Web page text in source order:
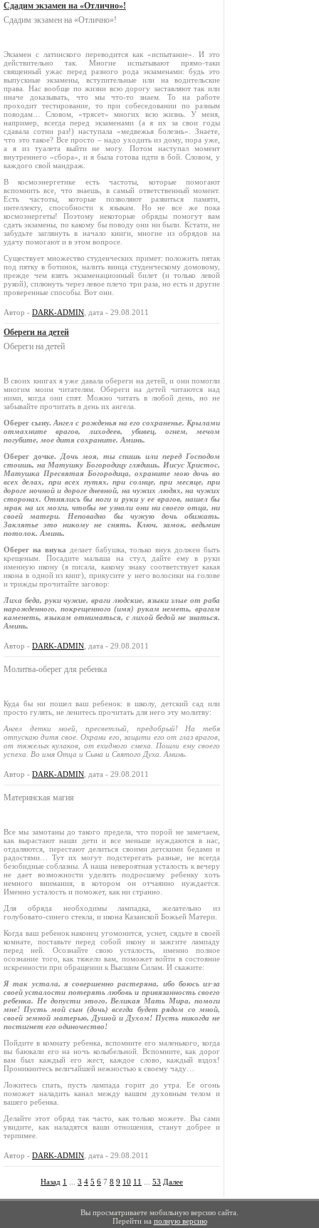
Сдадим экзамен на «Отлично»!
Сдадим экзамен на «Отлично»!
Экзамен с латинского переводится как «испытание». И это
действительно так. Многие испытывают прямо‑таки
священный ужас перед разного рода экзаменами: будь это
выпускные экзамены, вступительные или на водительские
права. Нас вообще по жизни всю дорогу заставляют так или
иначе доказывать, что мы что‑то знаем. То на работе
проходит тестирование, то при собеседовании по разным
поводам… Словом, «трясет» многих всю жизнь. У меня,
например, всегда перед экзаменами (а я их за свои годы
сдавала сотни раз!) наступала «медвежья болезнь». Знаете,
что это такое? Все просто – надо уходить из дому, пора уже,
а я из туалета выйти не могу. Потом наступал момент
внутреннего «сбора», и я была готова идти в бой. Словом, у
каждого свой мандраж.
В космоэнергетике есть частоты, которые помогают
вспомнить все, что знаешь, в самый ответственный момент.
Есть частоты, которые позволяют развиться памяти,
интеллекту, способности к языкам. Но не все же пока
космоэнергеты! Поэтому некоторые обряды помогут вам
сдать экзамены, по какому бы поводу они ни были. Кстати, не
забудьте заглянуть в начало книги, многие из обрядов на
удачу помогают и в этом вопросе.
Существует множество студенческих примет: положить пятак
под пятку в ботинок, налить винца студенческому домовому,
прежде чем взять экзаменационный билет (и только левой
рукой), сплюнуть через левое плечо три раза, но есть и другие
проверенные способы. Вот они.
Автор - DARK-ADMIN , дата - 29.08.2011
Обереги на детей
Обереги на детей
В своих книгах я уже давала обереги на детей, и они помогли
многим моим читателям. Обереги на детей читаются над
ними, когда они спят. Можно читать в любой день, но не
забывайте прочитать в день их ангела.
Оберег сыну. Ангел с рожденья на его сохраненье. Крылами
отмахните врагов, лиходеев, убивец, огнем, мечом
погубите, мое дитя сохраните. Аминь.
Оберег дочке.
Дочь моя, ты спишь или перед Господом
стоишь, на Матушку Богородицу глядишь. Иисус Христос,
Матушка Пресвятая Богородица, охраните мою дочь во
всех делах, при всех путях, при солнце, при месяце, при
дороге ночной и дороге дневной, на чужих людях, на чужих
сторонах. Отнялись бы ноги и руки у ее врагов, нашел бы
мрак на их мозги, чтобы не узнали они ни своего отца, ни
своей матери. Неповадно бы чужую дочь обижать.
Заклятье это никому не снять. Ключ, замок, ведьмин
потолок. Аминь.
Оберег на внука делает бабушка, только внук должен быть
крещеным. Посадите малыша на стул, дайте ему в руки
именную икону (я писала, какому знаку соответствует какая
икона в одной из книг), прикусите у него волосики на голове
и трижды прочитайте заговор:
Лиха беда, руки чужие, враги людские, языки злые от раба
нарожденного, покрещенного (имя) рукам неметь, врагам
каменеть, языкам отниматься, с лихой бедой не знаться.
Аминь.
Автор - DARK-ADMIN , дата - 29.08.2011
Молитва‑оберег для ребенка
Куда бы ни пошел ваш ребенок: в школу, детский сад или
просто гулять, не ленитесь прочитать для него эту молитву:
Ангел детки моей, пресветлый, предобрый! На тебя
отпускаю дитя свое. Охрани его, защити его от глаз врагов,
от тяжелых кулаков, от ехидного смеха. Пошли ему своего
успеха. Во имя Отца и Сына и Святого Духа. Аминь.
Автор - DARK-ADMIN , дата - 29.08.2011
Материнская магия
Все мы замотаны до такого предела, что порой не замечаем,
как вырастают наши дети и все меньше нуждаются в нас,
отдаляются, перестают делиться своими детскими бедами и
радостями… Тут их могут подстерегать разные, не всегда
безобидные соблазны. А наша невероятная усталость к вечеру
не дает возможности уделить подросшему ребенку хоть
немного внимания, в котором он отчаянно нуждается.
Именно усталость и поможет, как ни странно.
Для обряда необходимы лампадка, желательно из
голубовато‑синего стекла, и икона Казанской Божьей Матери.
Когда ваш ребенок наконец угомонится, уснет, сядьте в своей
комнате, поставьте перед собой икону и зажгите лампаду
перед ней. Осознайте свою усталость, именно полное
осознание того, как тяжело вам, поможет войти в состояние
искренности при обращении к Высшим Силам. И скажите:
Я так устала, я совершенно растеряна, ибо боюсь из‑за
своей усталости потерять любовь и привязанность своего
ребенка. Не допусти этого, Великая Мать Мира, помоги
мне! Пусть мой сын (дочь) всегда будет рядом со мной,
своей земной матерью, Душой и Духом! Пусть никогда не
постигнет его одиночество!
Пойдите в комнату ребенка, вспомните его маленького, когда
вы баюкали его на ночь колыбельной. Вспомните, как дорог
вам был каждый его жест, каждое слово, каждый вздох!
Проникнитесь величайшей нежностью к своему чаду…
Ложитесь спать, пусть лампада горит до утра. Ее огонь
поможет наладить канал между вашим духовным телом и
вашего ребенка.
Делайте этот обряд так часто, как только можете. Вы сами
увидите, как наладятся ваши отношения, станут добрее и
терпимее.
Автор - DARK-ADMIN , дата - 29.08.2011
Назад 1 3 4 5 6 7 8 9 10 11 53 Далее
Вы просматриваете мобильную версию сайта.
Перейти на полную версию